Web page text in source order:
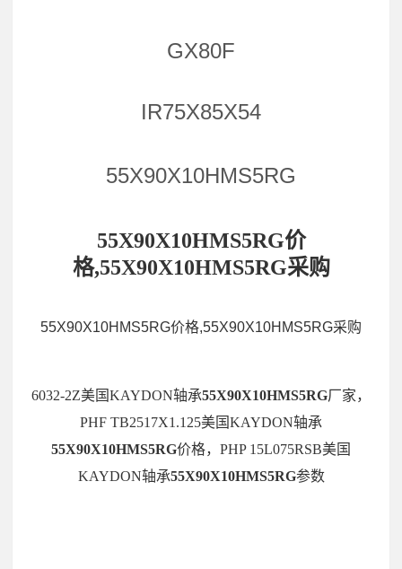
GX80F
IR75X85X54
55X90X10HMS5RG
55X90X10HMS5RG价
格,55X90X10HMS5RG采购
55X90X10HMS5RG价格,55X90X10HMS5RG采购
6032-2Z美国KAYDON轴承55X90X10HMS5RG厂家，
PHF TB2517X1.125美国KAYDON轴承
55X90X10HMS5RG价格，PHP 15L075RSB美国
KAYDON轴承55X90X10HMS5RG参数